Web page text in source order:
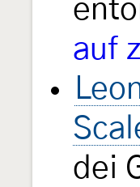
auf
dei